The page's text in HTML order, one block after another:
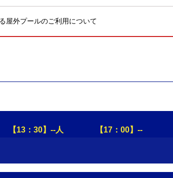
屋外プールのご利用について
【13：30】--人 【17：00】--